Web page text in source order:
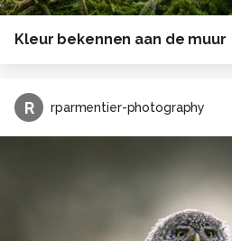
Kleur bekennen aan de muur
R rparmentier-photography